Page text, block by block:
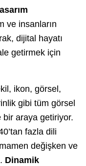
ve insanların
dijital hayatı
getirmek için
ikon, görsel,
gibi tüm görsel
bir araya getiriyor.
fazla dili
değişken ve
Dinamik